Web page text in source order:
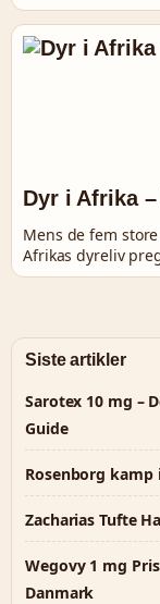
Dyr i Afrika
Mens de fem
Afrikas dyreliv
Siste artikler
Sarotex 10 mg –
Guide
Rosenborg
Zacharias Tufte
Wegovy 1 mg
Danmark